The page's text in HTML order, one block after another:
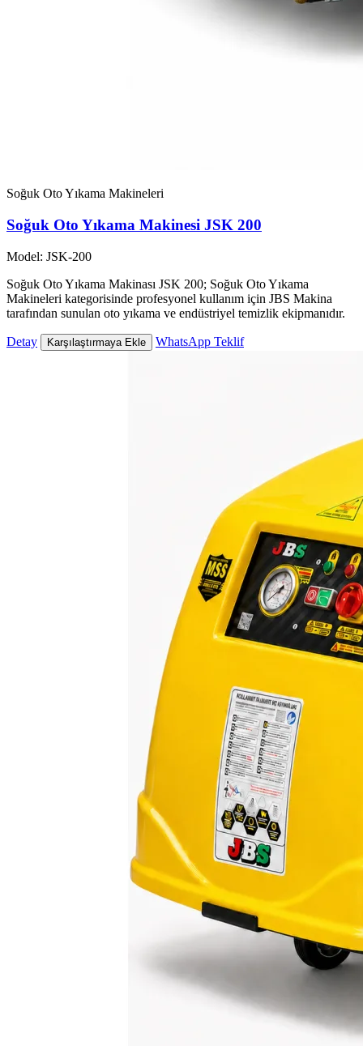
Soğuk Oto Yıkama Makineleri
Soğuk Oto Yıkama Makinesi JSK 200
Model: JSK-200
Soğuk Oto Yıkama Makinası JSK 200; Soğuk Oto Yıkama
Makineleri kategorisinde profesyonel kullanım için JBS Makina
tarafından sunulan oto yıkama ve endüstriyel temizlik ekipmanıdır.
Detay Karşılaştırmaya Ekle WhatsApp Teklif